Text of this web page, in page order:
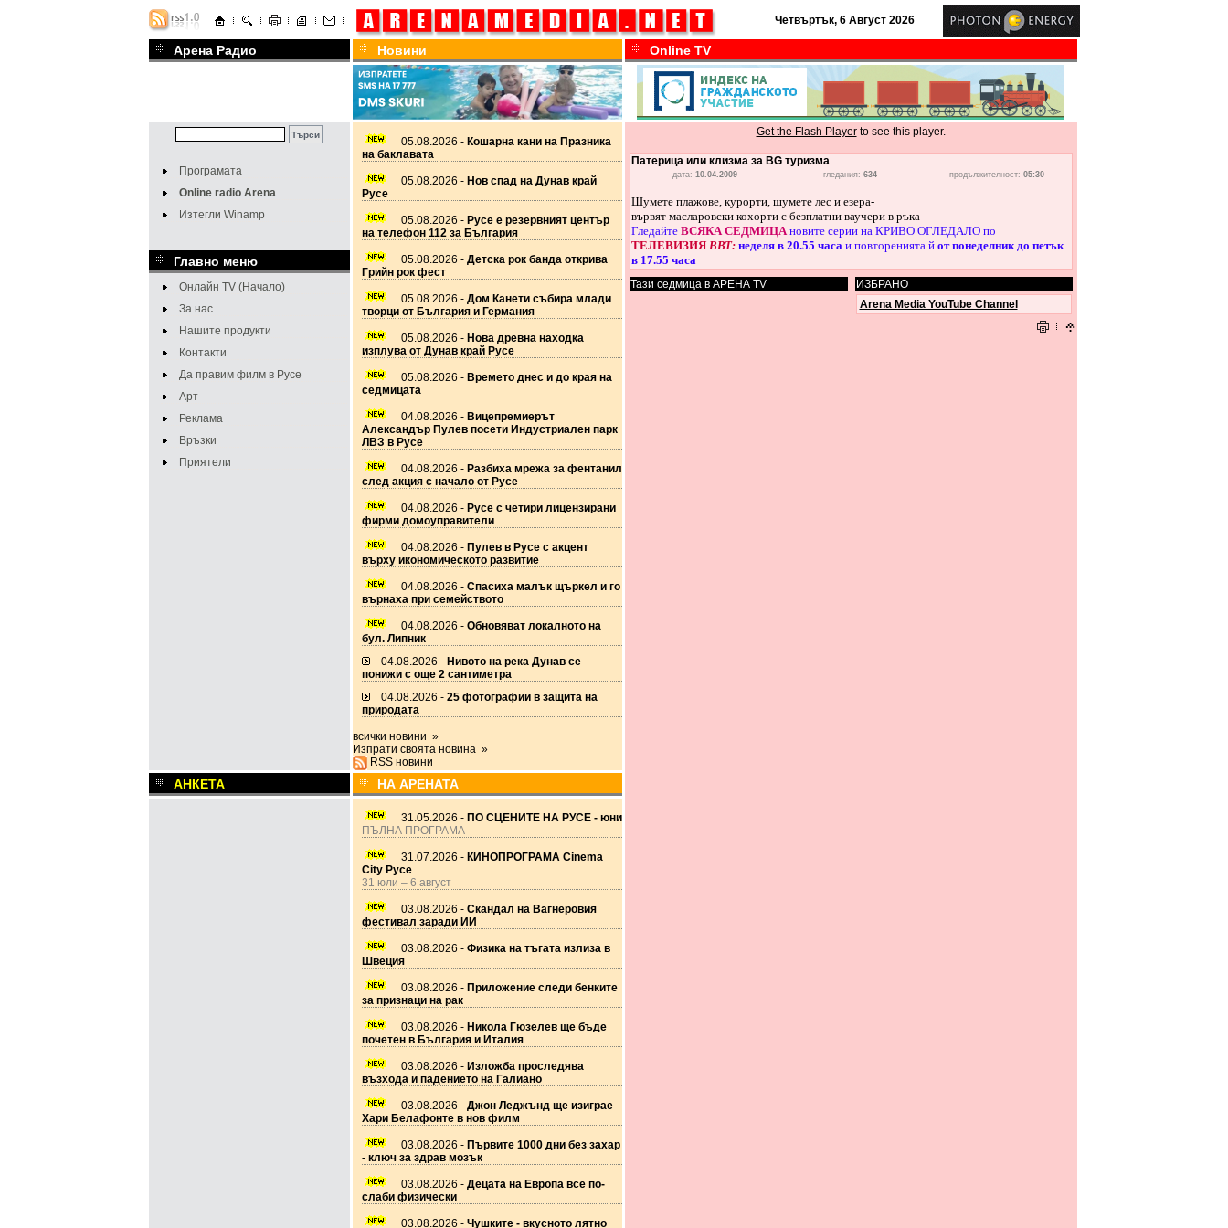
Четвъртък, 6 Август 2026
Арена Радио Новини Online TV
Програмата
Online radio Arena
Изтегли Winamp
Главно меню
Онлайн TV (Начало)
За нас
Нашите продукти
Контакти
Да правим филм в Русе
Арт
Реклама
Връзки
Приятели
05.08.2026 - Кошарна кани на Празника
на баклавата
05.08.2026 - Нов спад на Дунав край
Русе
05.08.2026 - Русе е резервният център
на телефон 112 за България
05.08.2026 - Детска рок банда открива
Грийн рок фест
05.08.2026 - Дом Канети събира млади
творци от България и Германия
05.08.2026 - Нова древна находка
изплува от Дунав край Русе
05.08.2026 - Времето днес и до края на
седмицата
04.08.2026 - Вицепремиерът
Александър Пулев посети Индустриален парк
ЛВЗ в Русе
04.08.2026 - Разбиха мрежа за фентанил
след акция с начало от Русе
04.08.2026 - Русе с четири лицензирани
фирми домоуправители
04.08.2026 - Пулев в Русе с акцент
върху икономическото развитие
04.08.2026 - Спасиха малък щъркел и го
върнаха при семейството
04.08.2026 - Обновяват локалното на
бул. Липник
04.08.2026 - Нивото на река Дунав се
понижи с още 2 сантиметра
04.08.2026 - 25 фотографии в защита на
природата
всички новини »
Изпрати своята новина »
RSS новини
Get the Flash Playerto see this player.
Патерица или клизма за BG туризма
дата: 10.04.2009 гледания: 634 продължителност: 05:30
Шумете плажове, курорти, шумете лес и езера-
вървят масларовски кохорти с безплатни ваучери в ръка
Гледайте ВСЯКА СЕДМИЦА новите серии на КРИВО ОГЛЕДАЛО по
ТЕЛЕВИЗИЯ ВВТ: неделя в 20.55 часаи повторенията й от понеделник до петък
в 17.55 часа
Тази седмица в АРЕНА TV
ИЗБРАНО
Arena Media YouTube Channel
АНКЕТА НА АРЕНАТА
31.05.2026 - ПО СЦЕНИТЕ НА РУСЕ - юни
ПЪЛНА ПРОГРАМА
31.07.2026 - КИНОПРОГРАМА Cinema
City Русе
31 юли – 6 август
03.08.2026 - Скандал на Вагнеровия
фестивал заради ИИ
03.08.2026 - Физика на тъгата излиза в
Швеция
03.08.2026 - Приложение следи бенките
за признаци на рак
03.08.2026 - Никола Гюзелев ще бъде
почетен в България и Италия
03.08.2026 - Изложба проследява
възхода и падението на Галиано
03.08.2026 - Джон Леджънд ще изиграе
Хари Белафонте в нов филм
03.08.2026 - Първите 1000 дни без захар
- ключ за здрав мозък
03.08.2026 - Децата на Европа все по-
слаби физически
03.08.2026 - Чушките - вкусното лятно